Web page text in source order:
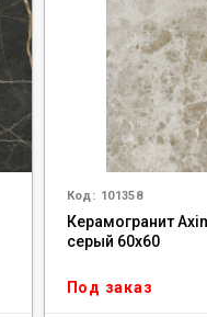
Код: 101358
Керамогранит
серый 60x60
Под заказ